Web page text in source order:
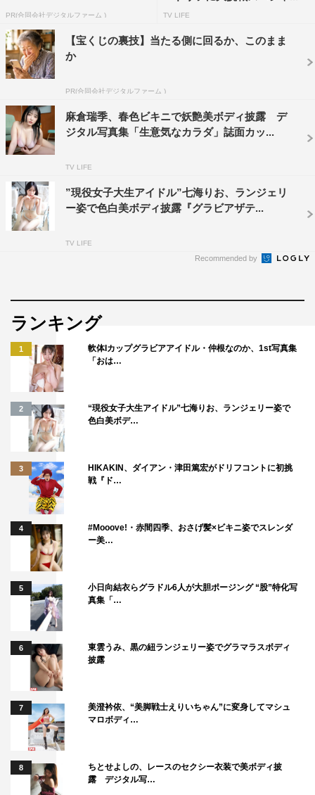
PR(合同会社デジタルファーム ) TV LIFE
【宝くじの裏技】当たる側に回るか、このまま
か
PR(合同会社デジタルファーム )
麻倉瑞季、春色ビキニで妖艶美ボディ披露 デ
ジタル写真集「生意気なカラダ」誌面カッ...
TV LIFE
”現役女子大生アイドル”七海りお、ランジェリ
ー姿で色白美ボディ披露『グラビアザテ...
TV LIFE
Recommended by
ランキング
1
軟体Iカップグラビアアイドル・仲根なのか、1st写真集
「おは…
2
“現役女子大生アイドル”七海りお、ランジェリー姿で
色白美ボデ…
3
HIKAKIN、ダイアン・津田篤宏がドリフコントに初挑
戦『ド…
4
#Mooove!・赤間四季、おさげ髪×ビキニ姿でスレンダ
ー美…
5
小日向結衣らグラドル6人が大胆ポージング “股”特化写
真集「…
6
東雲うみ、黒の紐ランジェリー姿でグラマラスボディ
披露
7
美澄衿依、“美脚戦士えりいちゃん”に変身してマシュ
マロボディ…
8
ちとせよしの、レースのセクシー衣装で美ボディ披
露 デジタル写…